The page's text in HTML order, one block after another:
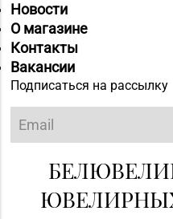
Новости
О магазине
Контакты
Вакансии
Подписаться на рассылку